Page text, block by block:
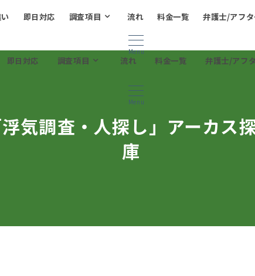
即日対応 調査項目 流れ 料金一覧 弁護士/アフ
Menu
即日対応 調査項目 流れ 料金一覧 弁護士/アフ
Menu
気調査・人探し」アーカス
庫